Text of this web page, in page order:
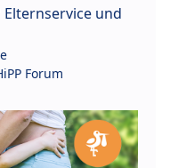
und
Forum